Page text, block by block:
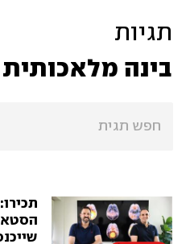
תגיות
בינה מלאכותית